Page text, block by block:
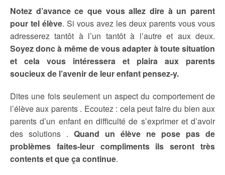
Notez d’avance ce que vous allez dire à un parent
pour tel élève. Si vous avez les deux parents vous vous
adresserez tantôt à l’un tantôt à l’autre et aux deux.
Soyez donc à même de vous adapter à toute situation
et cela vous intéressera et plaira aux parents
soucieux de l’avenir de leur enfant pensez-y.
Dites une fois seulement un aspect du comportement de
l’élève aux parents . Ecoutez : cela peut faire du bien aux
parents d’un enfant en difficulté de s’exprimer et d’avoir
des solutions . Quand un élève ne pose pas de
problèmes faites-leur compliments ils seront très
contents et que ça continue.